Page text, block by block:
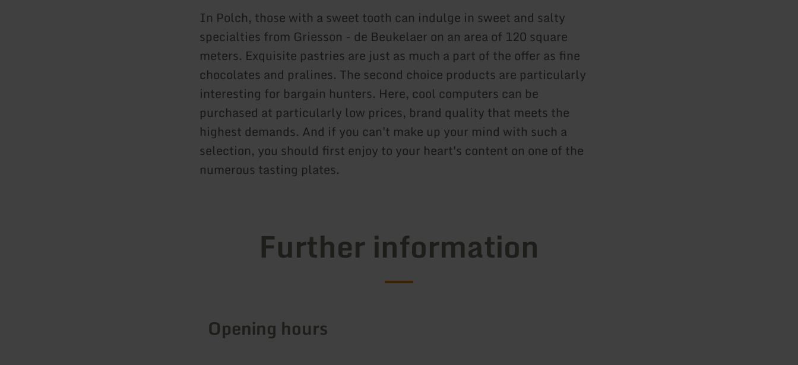
In Polch, those with a sweet tooth can indulge in sweet and salty
specialties from Griesson - de Beukelaer on an area of 120 square
meters. Exquisite pastries are just as much a part of the offer as fine
chocolates and pralines. The second choice products are particularly
interesting for bargain hunters. Here, cool computers can be
purchased at particularly low prices, brand quality that meets the
highest demands. And if you can't make up your mind with such a
selection, you should first enjoy to your heart's content on one of the
numerous tasting plates.
Further information
Opening hours